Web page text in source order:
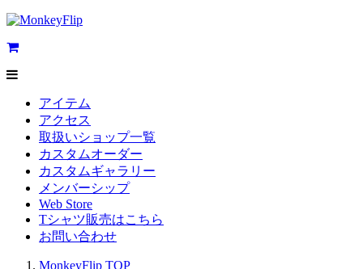
アイテム
アクセス
取扱いショップ一覧
カスタムオーダー
カスタムギャラリー
メンバーシップ
Web Store
Tシャツ販売はこちら
お問い合わせ
MonkeyFlip TOP